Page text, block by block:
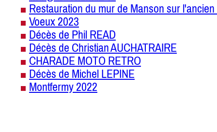
Restauration du mur de Manson sur
Voeux 2023
Décès de Phil READ
Décès de Christian AUCHATRAIRE
CHARADE MOTO RETRO
Décès de Michel LEPINE
Montfermy 2022